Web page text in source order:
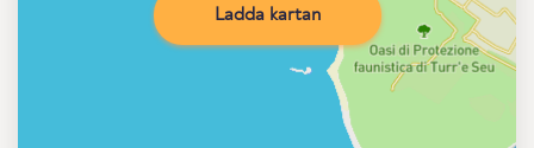
Ladda kartan